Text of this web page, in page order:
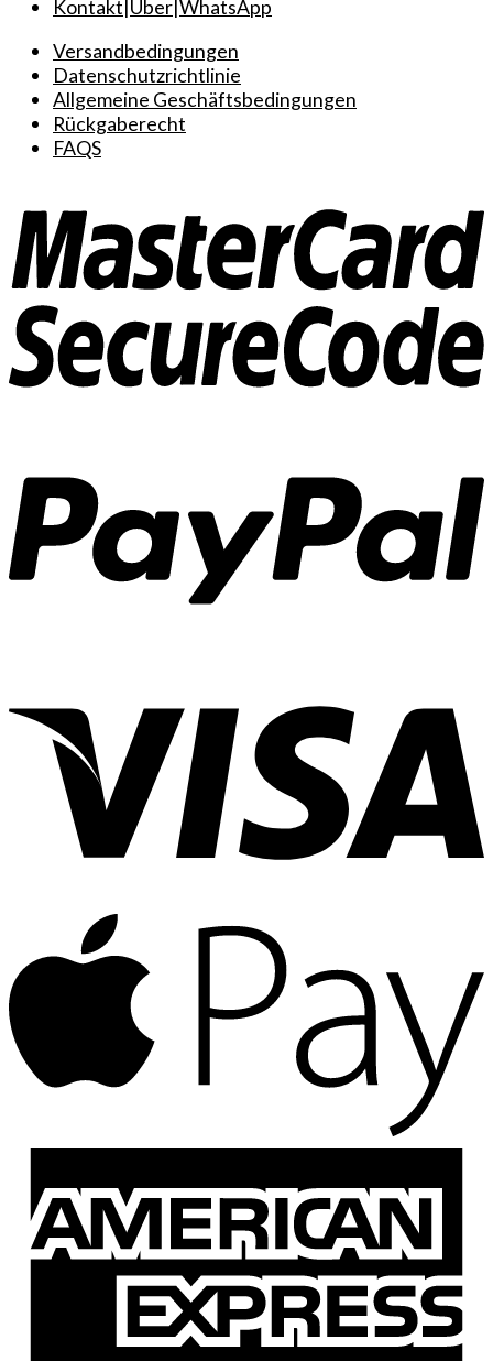
Kontakt Über WhatsApp
Versandbedingungen
Datenschutzrichtlinie
Allgemeine Geschäftsbedingungen
Rückgaberecht
FAQS